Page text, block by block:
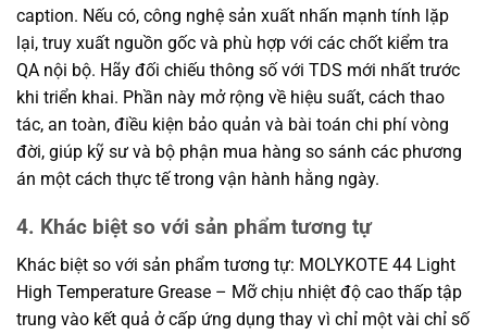
caption. Nếu có, công nghệ sản xuất nhấn mạnh tính lặp
lại, truy xuất nguồn gốc và phù hợp với các chốt kiểm tra
QA nội bộ. Hãy đối chiếu thông số với TDS mới nhất trước
khi triển khai. Phần này mở rộng về hiệu suất, cách thao
tác, an toàn, điều kiện bảo quản và bài toán chi phí vòng
đời, giúp kỹ sư và bộ phận mua hàng so sánh các phương
án một cách thực tế trong vận hành hằng ngày.
4. Khác biệt so với sản phẩm tương tự
Khác biệt so với sản phẩm tương tự: MOLYKOTE 44 Light
High Temperature Grease – Mỡ chịu nhiệt độ cao thấp tập
trung vào kết quả ở cấp ứng dụng thay vì chỉ một vài chỉ số